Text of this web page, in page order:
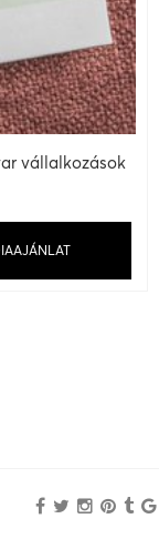
vállalkozások